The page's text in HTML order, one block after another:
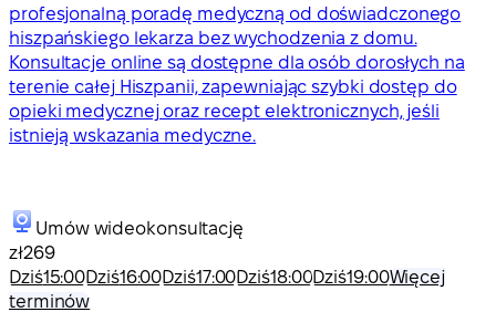
profesjonalną poradę medyczną od doświadczonego
hiszpańskiego lekarza bez wychodzenia z domu.
Konsultacje online są dostępne dla osób dorosłych na
terenie całej Hiszpanii, zapewniając szybki dostęp do
opieki medycznej oraz recept elektronicznych, jeśli
istnieją wskazania medyczne.
Umów wideokonsultację
zł269
Dziś15:00Dziś16:00Dziś17:00Dziś18:00Dziś19:00Więcej
terminów